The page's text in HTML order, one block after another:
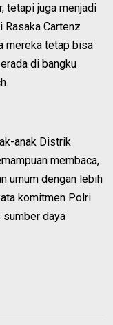
tetapi juga menjadi
Rasaka Cartenz
mereka tetap bisa
di bangku
anak Distrik
membaca,
umum dengan lebih
komitmen Polri
sumber daya